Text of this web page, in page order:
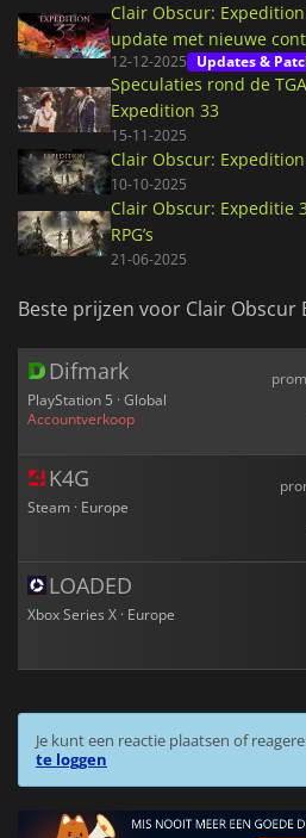
Clair Obscur:
update met nieuwe
12-12-2025 Updates &
Speculaties rond de
Expedition 33
15-11-2025
Clair Obscur:
10-10-2025
Clair Obscur: Expeditie
RPG’s
21-06-2025
Beste prijzen voor Clair Obscur
Difmark
PlayStation 5 · Global
Accountverkoop
K4G
Steam · Europe
LOADED
Xbox Series X · Europe
Je kunt een reactie plaatsen of
te loggen